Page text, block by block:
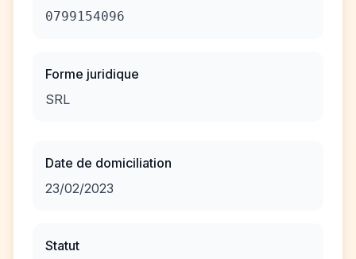
0799154096
Forme juridique
SRL
Date de domiciliation
23/02/2023
Statut